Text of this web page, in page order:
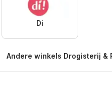
Di
Andere winkels Drogisterij &